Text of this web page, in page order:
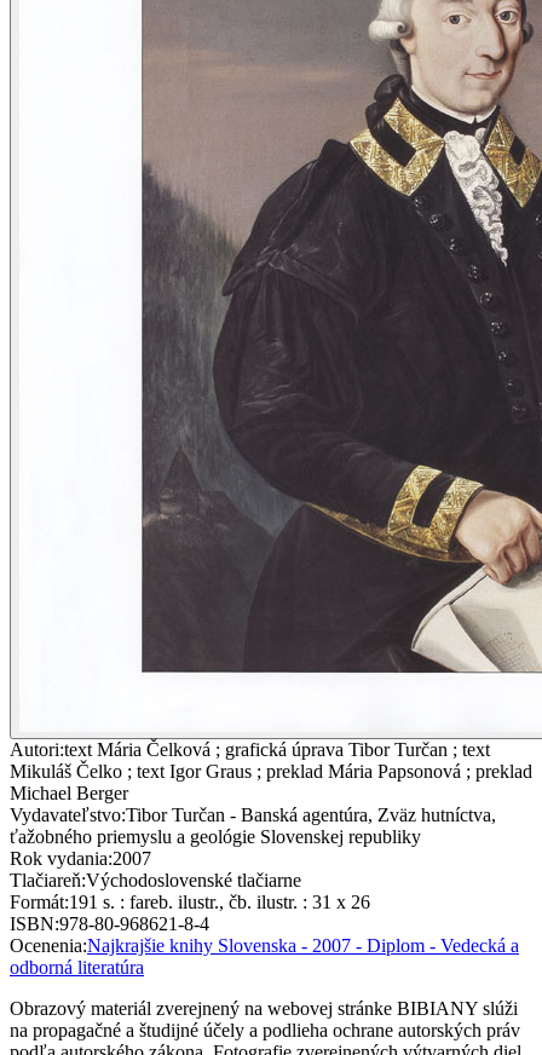
Autori:text Mária Čelková ; grafická úprava Tibor Turčan ; text
Mikuláš Čelko ; text Igor Graus ; preklad Mária Papsonová ; preklad
Michael Berger
Vydavateľstvo:Tibor Turčan - Banská agentúra, Zväz hutníctva,
ťažobného priemyslu a geológie Slovenskej republiky
Rok vydania:2007
Tlačiareň:Východoslovenské tlačiarne
Formát:191 s. : fareb. ilustr., čb. ilustr. : 31 x 26
ISBN:978-80-968621-8-4
Ocenenia:Najkrajšie knihy Slovenska - 2007 - Diplom - Vedecká a
odborná literatúra
Obrazový materiál zverejnený na webovej stránke BIBIANY slúži
na propagačné a študijné účely a podlieha ochrane autorských práv